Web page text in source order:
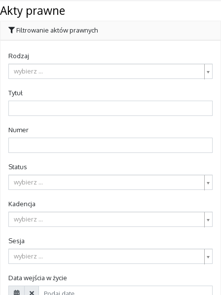
Akty prawne
Filtrowanie aktów prawnych
Rodzaj
wybierz ...
Tytuł
Numer
Status
wybierz ...
Kadencja
wybierz ...
Sesja
wybierz ...
Data wejścia w życie